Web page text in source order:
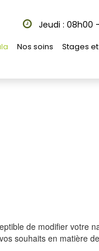
Jeudi : 08h00
Nos soins Stages
de modifier votre
souhaits en matière